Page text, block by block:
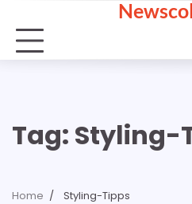
content
Tag: Styling-
Home Styling-Tipps